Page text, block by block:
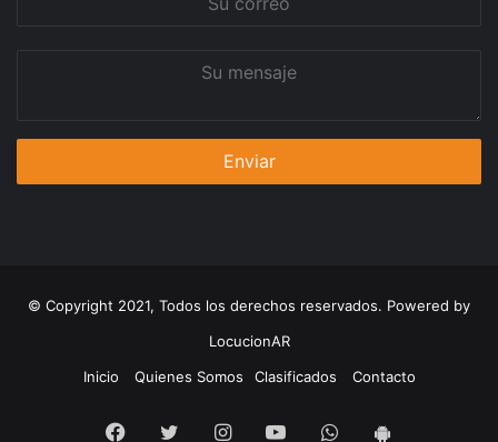
© Copyright 2021, Todos los derechos reservados. Powered by
LocucionAR
Inicio
Quienes Somos Clasificados Contacto
Facebook
TwitterInstagramYoutubeWhatsapp